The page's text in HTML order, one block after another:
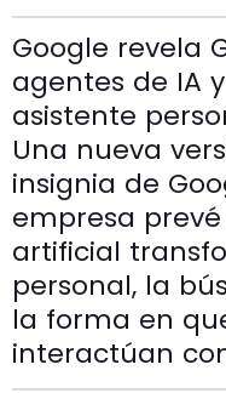
Google revela
agentes de IA
asistente
Una nueva
insignia de
empresa
artificial
personal, la
la forma en
interactúan